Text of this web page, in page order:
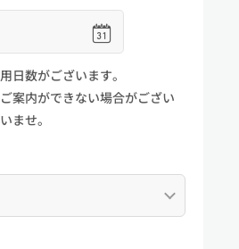
日数がございます。
案内ができない場合がござい
ませ。